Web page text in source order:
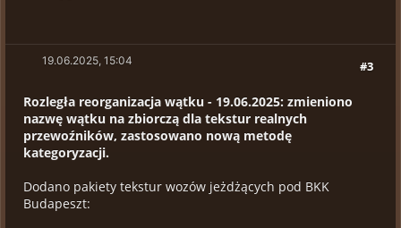
#3
19.06.2025, 15:04
Rozległa reorganizacja wątku - 19.06.2025: zmieniono
nazwę wątku na zbiorczą dla tekstur realnych
przewoźników, zastosowano nową metodę
kategoryzacji.
Dodano pakiety tekstur wozów jeżdżących pod BKK
Budapeszt: